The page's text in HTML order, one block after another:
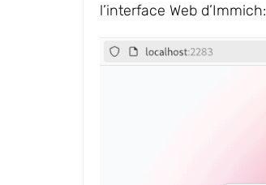
l’interface Web d’Immich: